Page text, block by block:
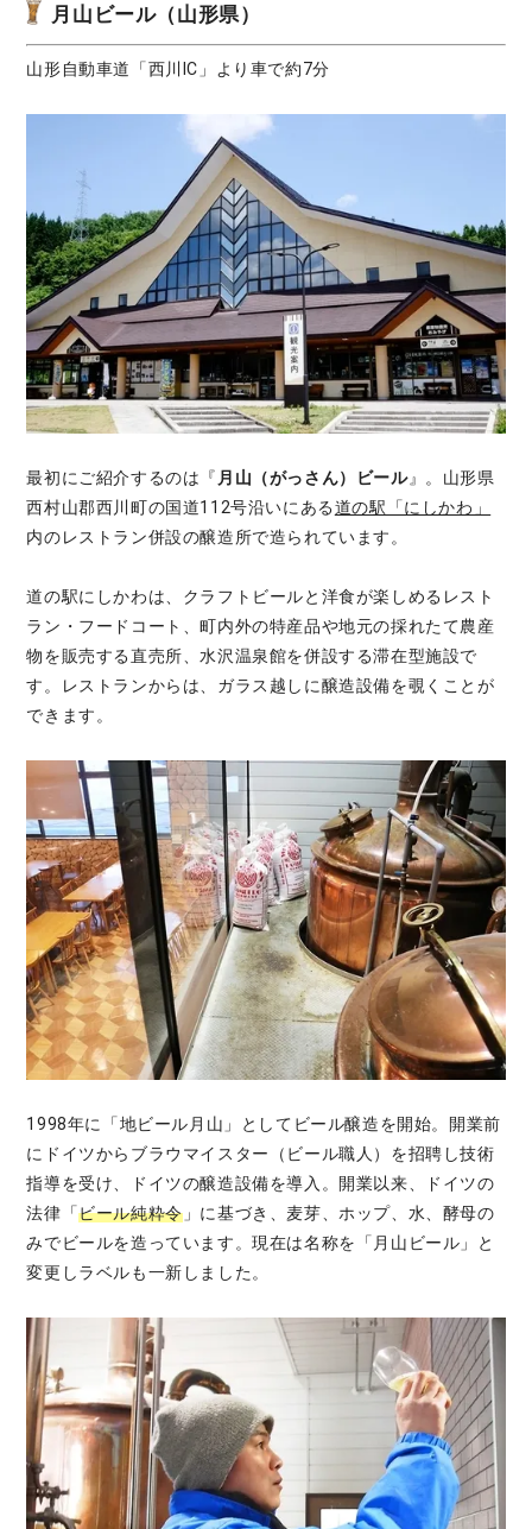
月山ビール（山形県）
山形自動車道「西川IC」より車で約7分
最初にご紹介するのは『 月山（がっさん）ビール』。山形県
西村山郡西川町の国道112号沿いにある道の駅「にしかわ」
内のレストラン併設の醸造所で造られています。
道の駅にしかわは、クラフトビールと洋食が楽しめるレスト
ラン・フードコート、町内外の特産品や地元の採れたて農産
物を販売する直売所、水沢温泉館を併設する滞在型施設で
す。レストランからは、ガラス越しに醸造設備を覗くことが
できます。
1998年に「地ビール月山」としてビール醸造を開始。開業前
にドイツからブラウマイスター（ビール職人）を招聘し技術
指導を受け、ドイツの醸造設備を導入。開業以来、ドイツの
法律「ビール純粋令」に基づき、麦芽、ホップ、水、酵母の
みでビールを造っています。現在は名称を「月山ビール」と
変更しラベルも一新しました。